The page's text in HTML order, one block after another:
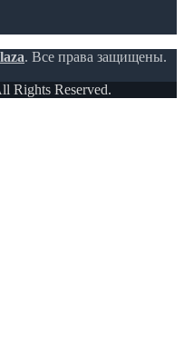
. Все права защищены.
Rights Reserved.